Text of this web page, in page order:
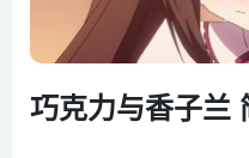
巧克力与香子兰